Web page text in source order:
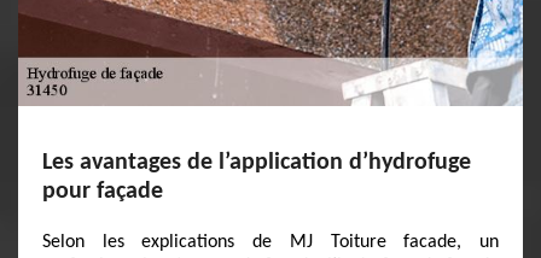
Les avantages de l’application d’hydrofuge
pour façade
Selon les explications de MJ Toiture facade, un